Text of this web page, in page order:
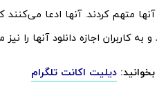
متهم کردند. آنها ادعا می‌کنند
به کاربران اجازه دانلود آنها را
دیلیت اکانت تلگرام